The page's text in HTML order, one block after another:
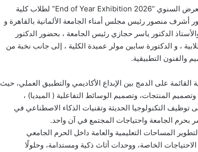
شهدت الجامعة الألمانية بالقاهرة انطلاق فعاليات المعرض السنوي “End of Year Exhibition 2026” لطلاب كلية
أشرف منصور رئيس مجلس أمناء الجامعة الألمانية بالقاهرة و
والأستاذ الدكتور ياسر حجازي رئيس الجامعة ، بحضور الدكتور
، و الدكتورة سابين مولر عميدة الكلية ، إلى جانب نخبة من
والفنون التطبيقية.
على الدمج بين الإبداع الأكاديمي والتطبيق العملي، حيث
وتصميم المنتجات، وتصميم الوسائط التفاعلية ( الميديا) ،
التكنولوجيا الحديثة وتقنيات الذكاء الاصطناعي في
بحرم الجامعة واحتياجات المجتمع في آن واحد.
المساحات التعليمية والعامة داخل الحرم الجامعي
الاحتياجات الخاصة، ووحدات أثاث ذكية ومستدامة، وحلولًا